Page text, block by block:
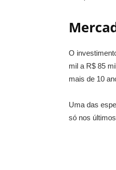
O
mil a R$ 85
mais de 10
Uma das
só nos